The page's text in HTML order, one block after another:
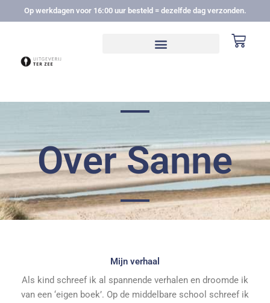
naar
Op werkdagen voor 16:00 uur besteld = dezelfde dag verzonden.
Over Sanne
Mijn verhaal
Als kind schreef ik al spannende verhalen en droomde ik
van een ‘eigen boek’. Op de middelbare school schreef ik